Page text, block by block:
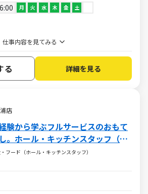
月 火 水 木 金 土
仕事内容を見てみる
る 詳細を見る
店
験から学ぶフルサービスのおもて
。ホール・キッチンスタッフ（ア
イト・パート）求人
フード（ホール・キッチンスタッフ）